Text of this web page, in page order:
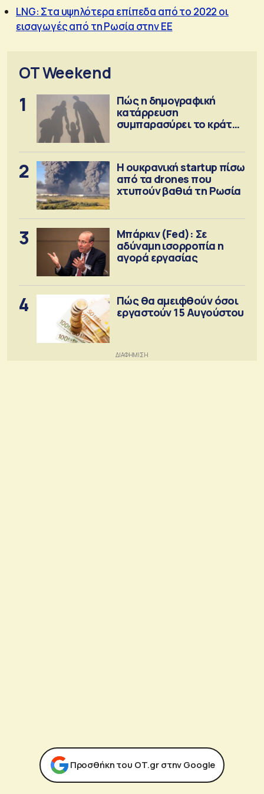
LNG: Στα υψηλότερα επίπεδα από το 2022 οι
εισαγωγές από τη Ρωσία στην ΕΕ
OT Weekend
1
Πώς η δημογραφική
κατάρρευση
συμπαρασύρει το κράτος
2
Η ουκρανική startup πίσω
από τα drones που
χτυπούν βαθιά τη Ρωσία
3
Μπάρκιν (Fed): Σε
αδύναμη ισορροπία η
αγορά εργασίας
4
Πώς θα αμειφθούν όσοι
εργαστούν 15 Αυγούστου
Προσθήκη του ΟΤ.gr στην Google